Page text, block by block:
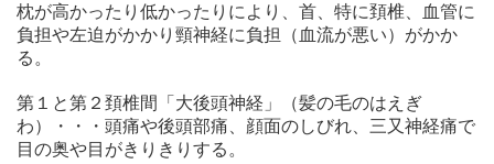
枕が高かったり低かったりにより、首、特に頚椎、血管に
負担や左迫がかかり頸神経に負担（血流が悪い）がかか
る。
第１と第２頚椎間「大後頭神経」（髪の毛のはえぎ
わ）・・・頭痛や後頭部痛、顔面のしびれ、三又神経痛で
目の奥や目がきりきりする。